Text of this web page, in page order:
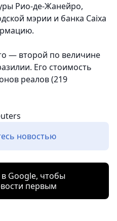
Рио-де-Жанейро,
мэрии и банка Caixa
— второй по величине
Его стоимость
реалов (219
новостью
Google, чтобы
первым